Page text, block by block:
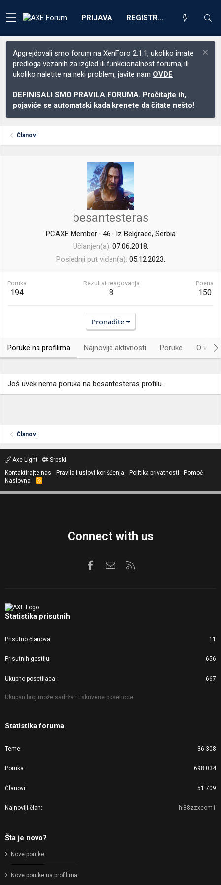
PRIJAVA REGISTRACIJA
Apgrejdovali smo forum na XenForo 2.1.1, ukoliko imate
predloga vezanih za izgled ili funkcionalnost foruma, ili
ukoliko naletite na neki problem, javite nam OVDE
DEFINISALI SMO PRAVILA FORUMA. Pročitajte ih,
pojaviće se automatski kada krenete da čitate nešto!
Članovi
besantesteras
PCAXE Member · 46 · Iz Belgrade, Serbia
Učlanjen(a) 07.06.2018.
Poslednji put viđen(a) 05.12.2023.
Poruka
194
Rezultat reagovanja
8
Poena
150
Pronađite
Poruke na profilima Najnovije aktivnosti Poruke O
Još uvek nema poruka na besantesteras profilu.
Članovi
Axe Light
Srpski
Kontaktirajte nas
Pravila i uslovi korišćenja Politika privatnosti
Pomoć
Naslovna
R
S
Connect with us
FacebookKontaktirajte nas
Statistika prisutnih
Prisutno članova 11
Prisutnih gostiju 656
Ukupno posetilaca 667
Ukupan broj može sadržati i skrivene posetioce.
Statistika foruma
Teme 36.308
Poruka 698.034
Članovi 51.709
Najnoviji član hi88zzxcom1
Šta je novo?
Nove poruke
Nove poruke na profilima